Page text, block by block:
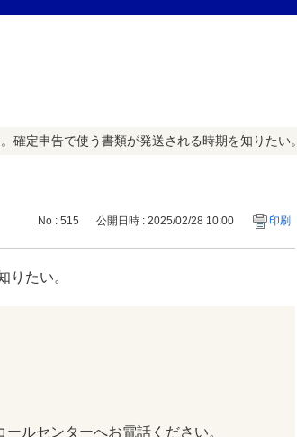
確定申告で使う書類が発送される時期を知りたい。
No : 515 公開日時 : 2025/02/28 10:00 印刷
りたい。
ルセンターへお電話ください。